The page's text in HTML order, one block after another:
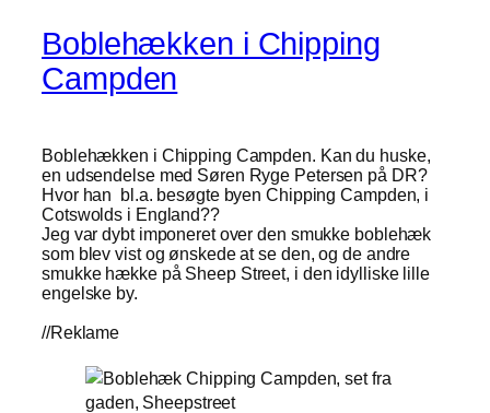
Boblehækken i Chipping
Campden
Boblehækken i Chipping Campden. Kan du huske,
en udsendelse med Søren Ryge Petersen på DR?
Hvor han bl.a. besøgte byen Chipping Campden, i
Cotswolds i England??
Jeg var dybt imponeret over den smukke boblehæk
som blev vist og ønskede at se den, og de andre
smukke hække på Sheep Street, i den idylliske lille
engelske by.
//Reklame